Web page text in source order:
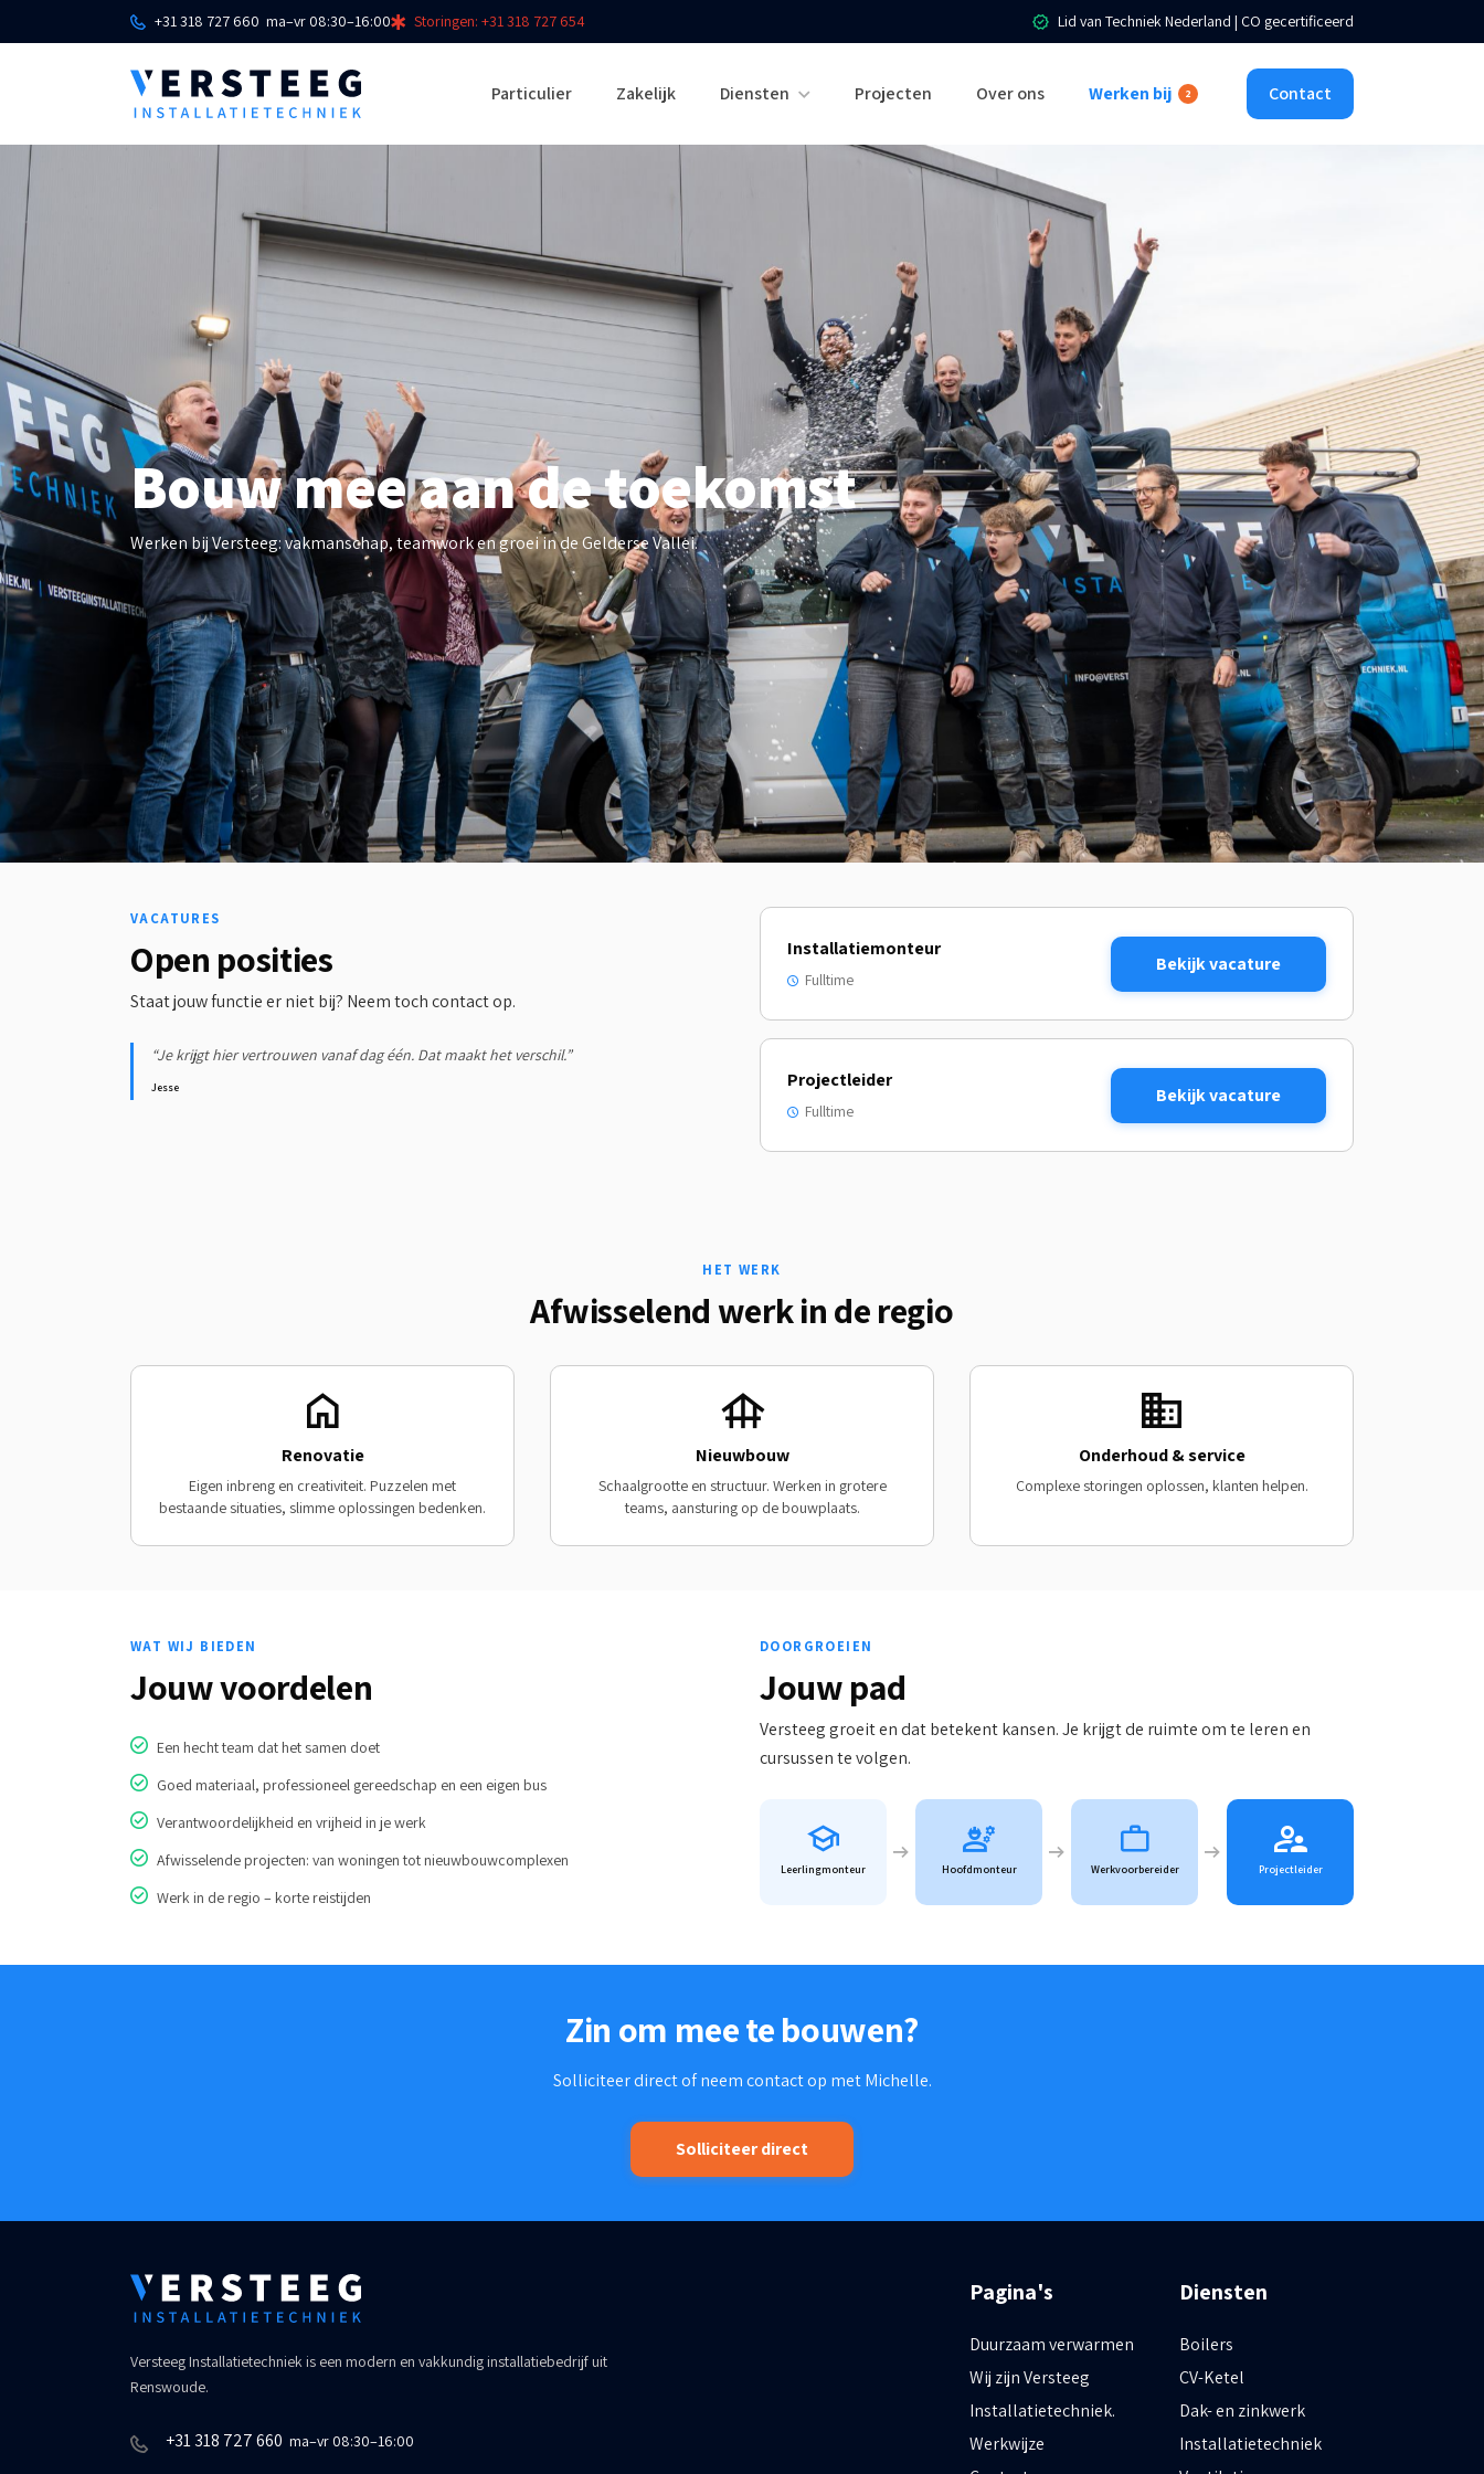
+31 318 727 660 ma–vr 08:30–16:00 Storingen: +31 318 727 654 Lid van Techniek Nederland | CO gecertificeerd
Particulier Zakelijk Diensten Projecten Over ons Werken bij 2 Contact
Bouw mee aan de toekomst
Werken bij Versteeg: vakmanschap, teamwork en groei in de Gelderse Vallei.
VACATURES
Open posities
Staat jouw functie er niet bij? Neem toch contact op.
“Je krijgt hier vertrouwen vanaf dag één. Dat maakt het verschil.”
Jesse
Installatiemonteur
Fulltime
Bekijk vacature
Projectleider
Fulltime
Bekijk vacature
HET WERK
Afwisselend werk in de regio
Renovatie
Eigen inbreng en creativiteit. Puzzelen met
bestaande situaties, slimme oplossingen bedenken.
Nieuwbouw
Schaalgrootte en structuur. Werken in grotere
teams, aansturing op de bouwplaats.
Onderhoud & service
Complexe storingen oplossen, klanten helpen.
WAT WIJ BIEDEN
Jouw voordelen
Een hecht team dat het samen doet
Goed materiaal, professioneel gereedschap en een eigen bus
Verantwoordelijkheid en vrijheid in je werk
Afwisselende projecten: van woningen tot nieuwbouwcomplexen
Werk in de regio – korte reistijden
DOORGROEIEN
Jouw pad
Versteeg groeit en dat betekent kansen. Je krijgt de ruimte om te leren en
cursussen te volgen.
Leerlingmonteur Hoofdmonteur Werkvoorbereider Projectleider
Zin om mee te bouwen?
Solliciteer direct of neem contact op met Michelle.
Solliciteer direct
Versteeg Installatietechniek is een modern en vakkundig installatiebedrijf uit
Renswoude.
+31 318 727 660 ma–vr 08:30–16:00
Pagina's
Duurzaam verwarmen
Wij zijn Versteeg
Installatietechniek.
Werkwijze
Diensten
Boilers
CV-Ketel
Dak- en zinkwerk
Installatietechniek